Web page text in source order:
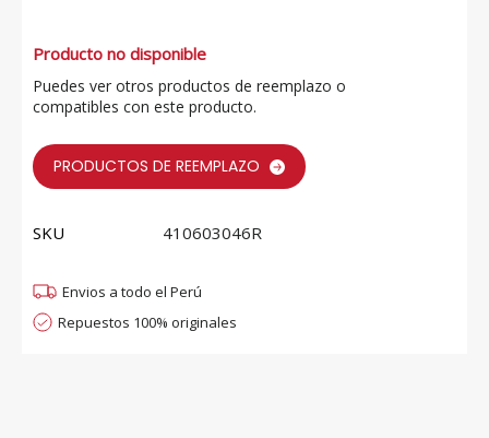
Producto no disponible
Puedes ver otros productos de reemplazo o
compatibles con este producto.
PRODUCTOS DE REEMPLAZO
SKU 410603046R
Envios a todo el Perú
Repuestos 100% originales